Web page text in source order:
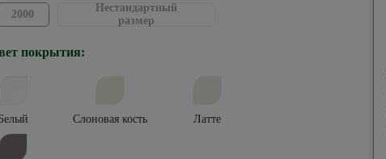
2000
Нестандартный
размер
покрытия:
Слоновая кость Латте